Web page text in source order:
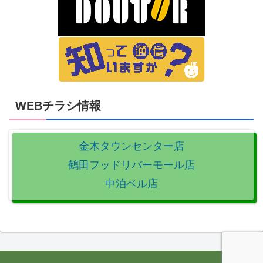
WEBチラシ情報
金木タウンセンター店
鶴田フッドリバーモール店
中泊ベル店